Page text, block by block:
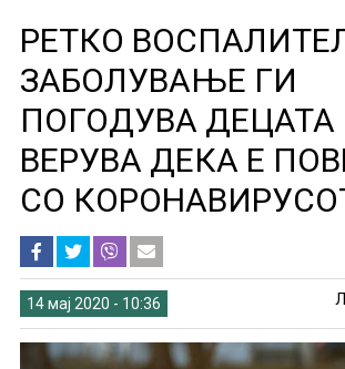
РЕТКО
ЗАБОЛУВАЊЕ ГИ
ПОГОДУВА ДЕЦАТА
ВЕРУВА ДЕКА Е
СО
14 мај 2020 - 10:36